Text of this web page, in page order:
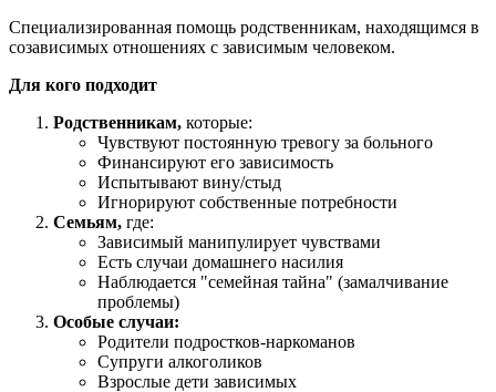
Специализированная помощь родственникам, находящимся в
созависимых отношениях с зависимым человеком.
Для кого подходит
Родственникам, которые:
Чувствуют постоянную тревогу за больного
Финансируют его зависимость
Испытывают вину/стыд
Игнорируют собственные потребности
Семьям, где:
Зависимый манипулирует чувствами
Есть случаи домашнего насилия
Наблюдается "семейная тайна" (замалчивание
проблемы)
Особые случаи:
Родители подростков-наркоманов
Супруги алкоголиков
Взрослые дети зависимых